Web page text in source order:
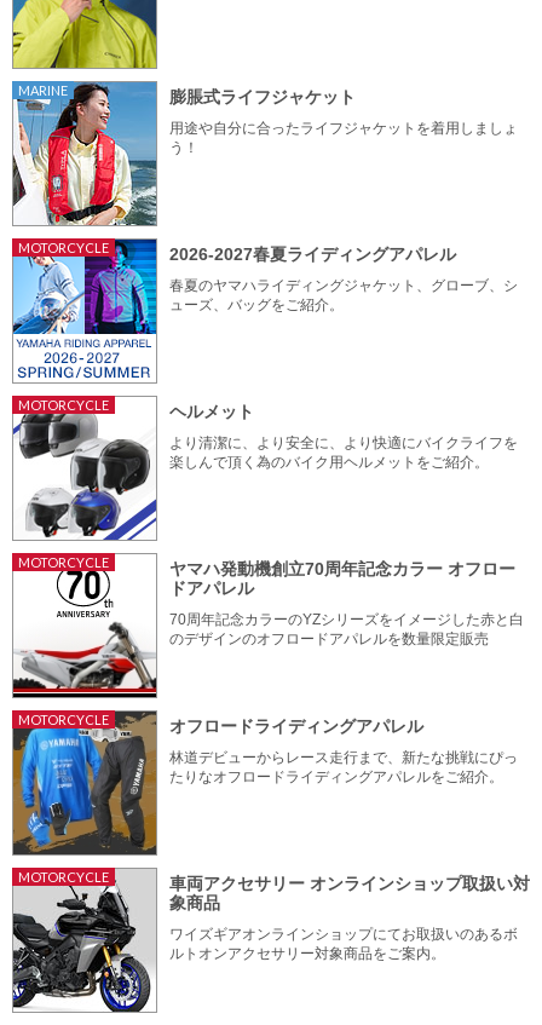
MARINE 膨脹式ライフジャケット
用途や自分に合ったライフジャケットを着用しましょ
う！
MOTORCYCLE 2026-2027春夏ライディングアパレル
春夏のヤマハライディングジャケット、グローブ、シ
ューズ、バッグをご紹介。
MOTORCYCLE ヘルメット
より清潔に、より安全に、より快適にバイクライフを
楽しんで頂く為のバイク用ヘルメットをご紹介。
MOTORCYCLE
ヤマハ発動機創立70周年記念カラー オフロー
ドアパレル
70周年記念カラーのYZシリーズをイメージした赤と白
のデザインのオフロードアパレルを数量限定販売
MOTORCYCLE オフロードライディングアパレル
林道デビューからレース走行まで、新たな挑戦にぴっ
たりなオフロードライディングアパレルをご紹介。
MOTORCYCLE
車両アクセサリー オンラインショップ取扱い対
象商品
ワイズギアオンラインショップにてお取扱いのあるボ
ルトオンアクセサリー対象商品をご案内。